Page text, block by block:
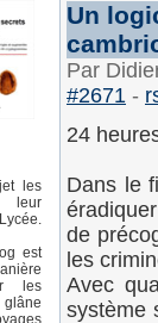
les
leur
est
les
Un
Par
#2671 -
24
Dans le
de
les
Avec
système